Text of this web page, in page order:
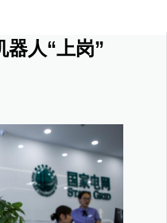
器人“上岗”